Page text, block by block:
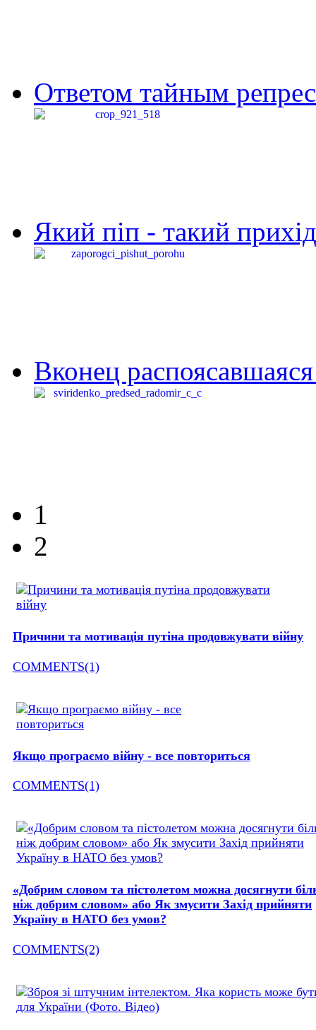
Ответом тайным
Який піп - такий
Вконец
1
2
Причини та мотивація путіна продовжувати війну
COMMENTS(1)
Якщо програємо війну - все повториться
COMMENTS(1)
«Добрим словом та пістолетом можна досягнути
ніж добрим словом» або Як змусити Захід прийняти
Україну в НАТО без умов?
COMMENTS(2)